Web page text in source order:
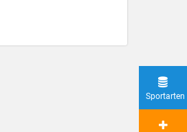
Sportarten